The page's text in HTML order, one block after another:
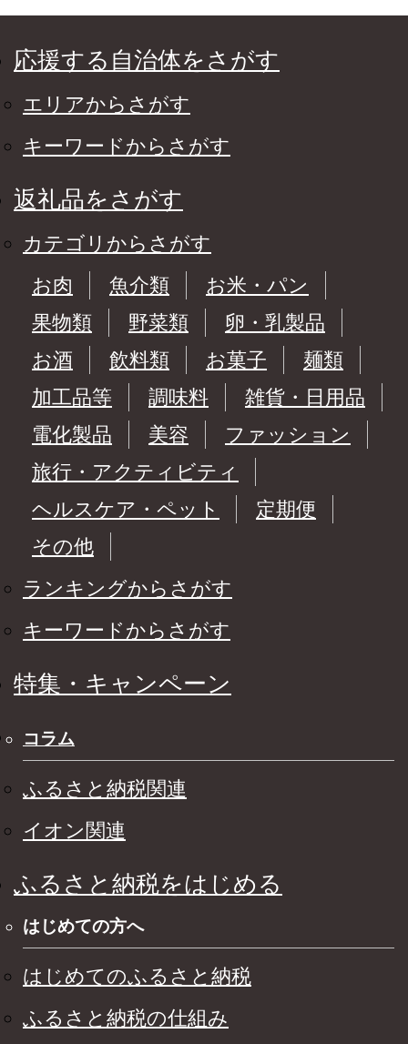
応援する自治体をさがす
エリアからさがす
キーワードからさがす
返礼品をさがす
カテゴリからさがす
お肉
魚介類
お米・パン
果物類
野菜類
卵・乳製品
お酒
飲料類 お菓子
麺類
加工品等
調味料
雑貨・日用品
電化製品
美容
ファッション
旅行・アクティビティ
ヘルスケア・ペット
定期便
その他
ランキングからさがす
キーワードからさがす
特集・キャンペーン
コラム
ふるさと納税関連
イオン関連
ふるさと納税をはじめる
はじめての方へ
はじめてのふるさと納税
ふるさと納税の仕組み